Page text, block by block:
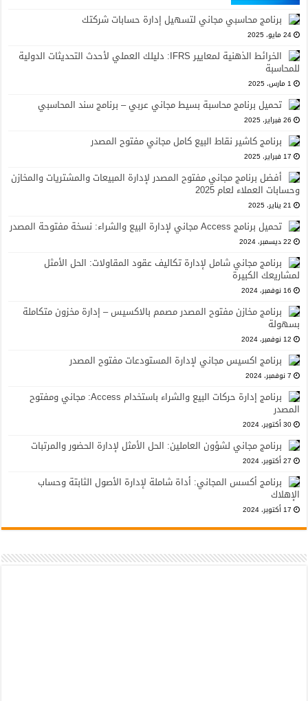
برنامج محاسبي مجاني لتسهيل إدارة حسابات شركتك
24 مايو، 2025
الخرائط الذهنية لمعايير IFRS: دليلك العملي لأحدث التحديثات الدولية
للمحاسبة
1 مارس، 2025
تحميل برنامج محاسبة بسيط مجاني عربي – برنامج سند المحاسبي
26 فبراير، 2025
برنامج كاشير نقاط البيع كامل مجاني مفتوح المصدر
17 فبراير، 2025
أفضل برنامج مجاني مفتوح المصدر لإدارة المبيعات والمشتريات والمخازن
وحسابات العملاء لعام 2025
21 يناير، 2025
تحميل برنامج Access مجاني لإدارة البيع والشراء: نسخة مفتوحة المصدر
22 ديسمبر، 2024
برنامج مجاني شامل لإدارة تكاليف عقود المقاولات: الحل الأمثل
لمشاريعك الكبيرة
16 نوفمبر، 2024
برنامج مخازن مفتوح المصدر مصمم بالاكسيس – إدارة مخزون متكاملة
بسهولة
12 نوفمبر، 2024
برنامج اكسيس مجاني لإدارة المستودعات مفتوح المصدر
7 نوفمبر، 2024
برنامج إدارة حركات البيع والشراء باستخدام Access: مجاني ومفتوح
المصدر
30 أكتوبر، 2024
برنامج مجاني لشؤون العاملين: الحل الأمثل لإدارة الحضور والمرتبات
27 أكتوبر، 2024
برنامج أكسس المجاني: أداة شاملة لإدارة الأصول الثابتة وحساب
الإهلاك
17 أكتوبر، 2024